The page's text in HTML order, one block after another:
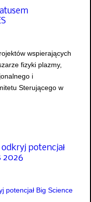
wspierających
fizyki plazmy,
i
Sterującego w
potencjał
2026